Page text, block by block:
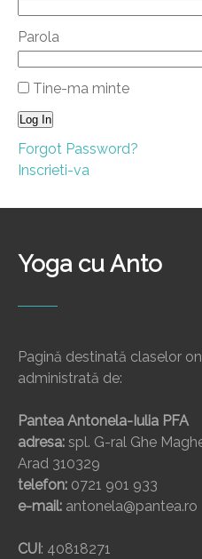
Parola
Tine-ma minte
Forgot Password?
Inscrieti-va
Yoga cu Anto
Pagină destinată claselor
administrată de:
Pantea Antonela-Iulia PFA
adresa: spl. G-ral Ghe
Arad 310329
telefon: 0721 901 933
e-mail: antonela@pantea.ro
CUI: 40818271